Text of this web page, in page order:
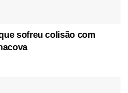
sofreu colisão com